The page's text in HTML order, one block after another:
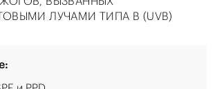
ЛУЧАМИ ТИПА B (UVB)